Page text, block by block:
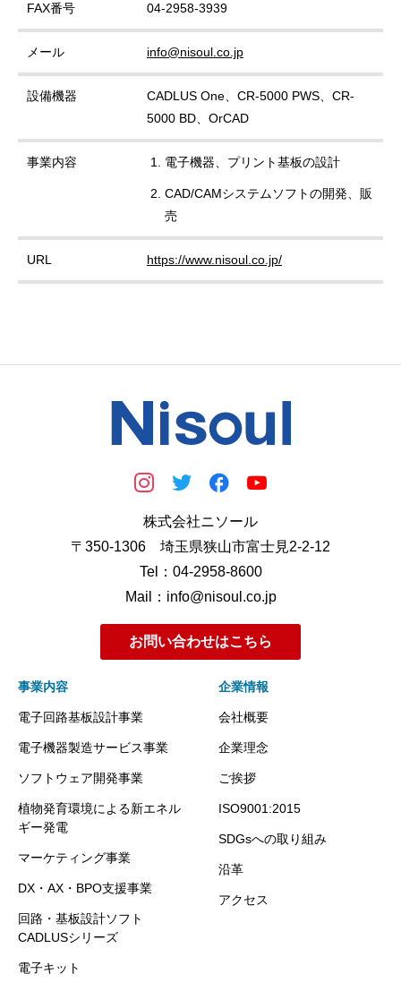
FAX番号 04-2958-3939
メール info@nisoul.co.jp
設備機器
CADLUS One、CR-5000 PWS、CR-
5000 BD、OrCAD
事業内容 電子機器、プリント基板の設計
CAD/CAMシステムソフトの開発、販
売
URL https://www.nisoul.co.jp/
株式会社ニソール
〒350-1306 埼玉県狭山市富士見2-2-12
Tel：04-2958-8600
Mail：info@nisoul.co.jp
お問い合わせはこちら
事業内容
電子回路基板設計事業
電子機器製造サービス事業
ソフトウェア開発事業
植物発育環境による新エネル
ギー発電
マーケティング事業
DX・AX・BPO支援事業
回路・基板設計ソフト
CADLUSシリーズ
電子キット
企業情報
会社概要
企業理念
ご挨拶
ISO9001:2015
SDGsへの取り組み
沿革
アクセス